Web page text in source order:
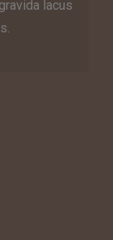
lacus